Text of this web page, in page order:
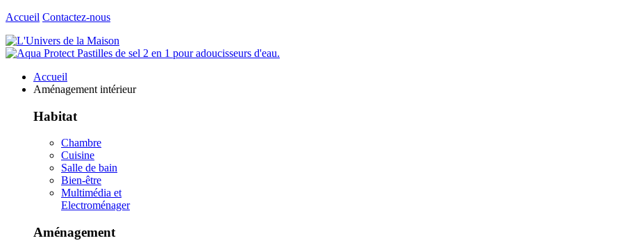
Accueil Contactez-nous
Accueil
Aménagement intérieur
Habitat
Chambre
Cuisine
Salle de bain
Bien-être
Multimédia et
Electroménager
Aménagement